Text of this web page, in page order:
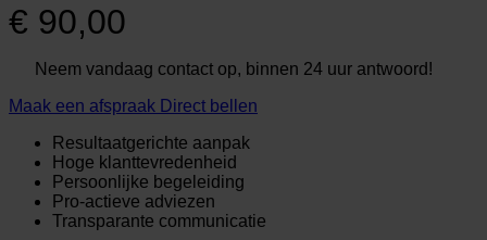
€ 90,00
Neem vandaag contact op, binnen 24 uur antwoord!
Maak een afspraak Direct bellen
Resultaatgerichte aanpak
Hoge klanttevredenheid
Persoonlijke begeleiding
Pro-actieve adviezen
Transparante communicatie